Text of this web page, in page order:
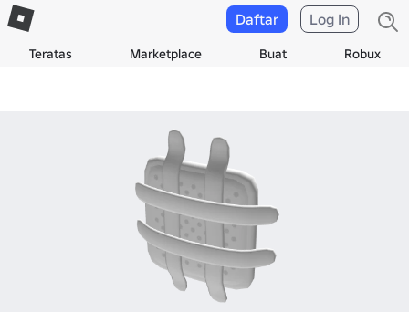
Teratas Marketplace Buat Robux
Daftar Log In